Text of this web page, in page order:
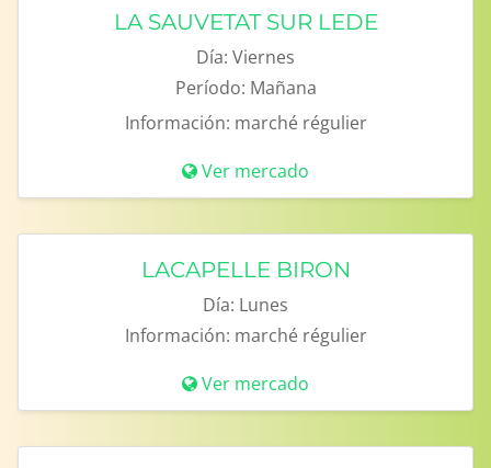
LA SAUVETAT SUR LEDE
Día: Viernes
Período: Mañana
Información: marché régulier
Ver mercado
LACAPELLE BIRON
Día: Lunes
Información: marché régulier
Ver mercado